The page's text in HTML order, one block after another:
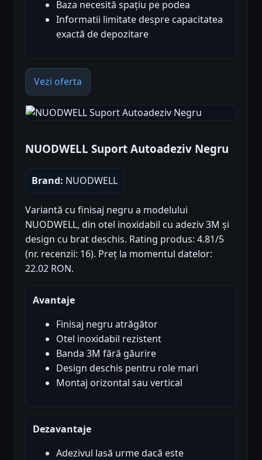
Baza necesită spațiu pe podea
Informatii limitate despre capacitatea
exactă de depozitare
Vezi oferta
NUODWELL Suport Autoadeziv Negru
Brand: NUODWELL
Variantă cu finisaj negru a modelului
NUODWELL, din otel inoxidabil cu adeziv 3M și
design cu brat deschis. Rating produs: 4.81/5
(nr. recenzii: 16). Preț la momentul datelor:
22.02 RON.
Avantaje
Finisaj negru atrăgător
Otel inoxidabil rezistent
Banda 3M fără găurire
Design deschis pentru role mari
Montaj orizontal sau vertical
Dezavantaje
Adezivul lasă urme dacă este